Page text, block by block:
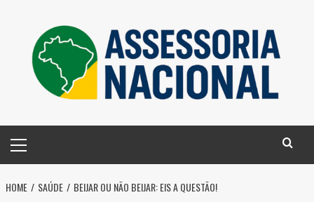
content
Menu
HOME SAÚDE BEIJAR OU NÃO BEIJAR: EIS A QUESTÃO!